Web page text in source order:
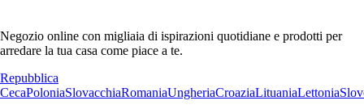
Negozio online con migliaia di ispirazioni quotidiane e prodotti per
arredare la tua casa come piace a te.
Repubblica
CecaPoloniaSlovacchiaRomaniaUngheriaCroaziaLituaniaLettonia